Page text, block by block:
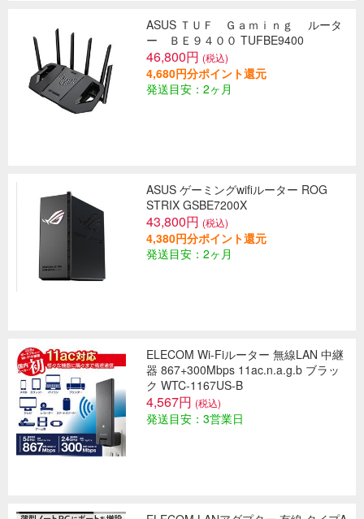
ASUS ＴＵＦ Ｇａｍｉｎｇ ルータ
ー ＢＥ９４００ TUFBE9400
46,800円 (税込)
4,680円分ポイント還元
発送目安：2ヶ月
ASUS ゲーミングwifiルーター ROG
STRIX GSBE7200X
43,800円 (税込)
4,380円分ポイント還元
発送目安：2ヶ月
ELECOM Wi-Fiルーター 無線LAN 中継
器 867+300Mbps 11ac.n.a.g.b ブラッ
ク WTC-1167US-B
4,567円 (税込)
発送目安：3営業日